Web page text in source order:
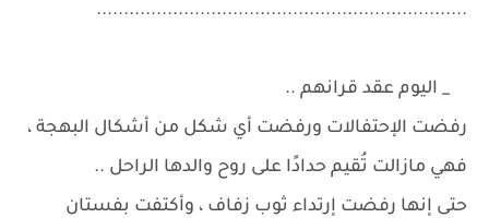
....................................................................
_ اليوم عقد قرانهم ..
رفضت الإحتفالات ورفضت أي شكل من أشكال البهجة ،
فهي مازالت تُقيم حدادًا على روح والدها الراحل ..
حتى إنها رفضت إرتداء ثوب زفاف ، وأكتفت بفستان